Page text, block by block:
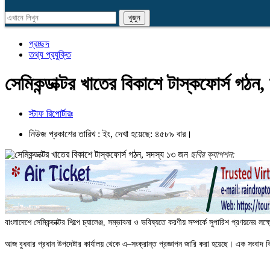
প্রচ্ছদ
তথ্য প্রযুক্তি
সেমিকন্ডাক্টর খাতের বিকাশে টাস্কফোর্স
স্টাফ রিপোর্টারঃ
নিউজ প্রকাশের তারিখ : ইং, দেখা হয়েছে: ৪৫৮৯ বার।
ছবির ক্যাপশন:
বাংলাদেশে সেমিকন্ডাক্টর শিল্পে চ্যালেঞ্জ, সম্ভাবনা ও ভবিষ্যতে করণীয় সম্পর্কে সুপারিশ
আজ বুধবার প্রধান উপদেষ্টার কার্যালয় থেকে এ–সংক্রান্ত প্রজ্ঞাপন জারি করা হয়েছে। এক সংবাদ